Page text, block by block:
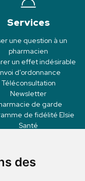
des
Services
une question à un
pharmacien
un effet indésirable
d’ordonnance
Téléconsultation
Newsletter
de garde
de fidélité Elsie
Santé